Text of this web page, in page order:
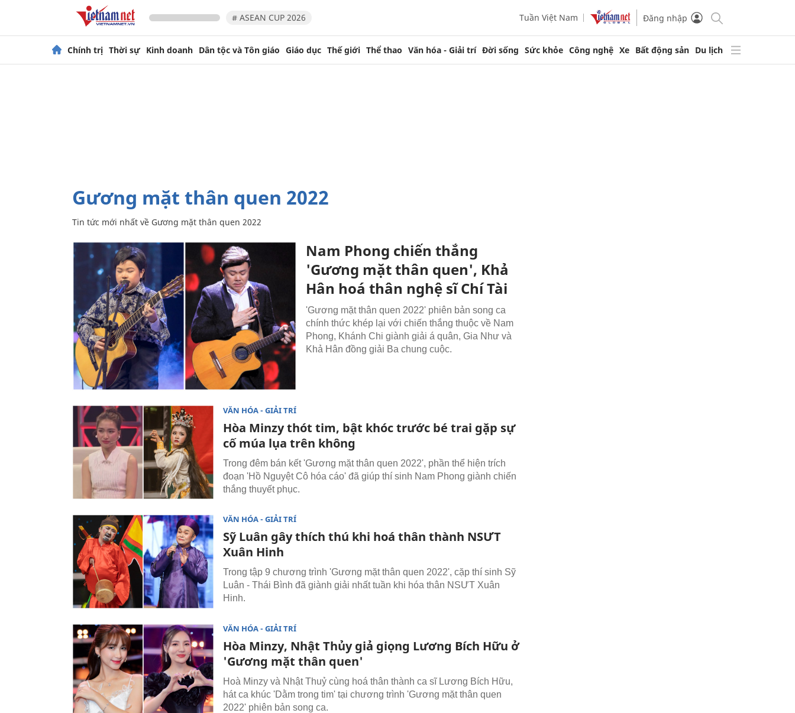
# ASEAN CUP 2026 Tuần Việt Nam Đăng nhập
Chính trị Thời sự Kinh doanh Dân tộc và Tôn giáo Giáo dục Thế giới Thể thao Văn hóa - Giải trí Đời sống Sức khỏe Công nghệ Xe Bất động sản Du lịch
Gương mặt thân quen 2022
Tin tức mới nhất về Gương mặt thân quen 2022
Nam Phong chiến thắng
'Gương mặt thân quen', Khả
Hân hoá thân nghệ sĩ Chí Tài
'Gương mặt thân quen 2022' phiên bản song ca
chính thức khép lại với chiến thắng thuộc về Nam
Phong, Khánh Chi giành giải á quân, Gia Như và
Khả Hân đồng giải Ba chung cuộc.
VĂN HÓA - GIẢI TRÍ
Hòa Minzy thót tim, bật khóc trước bé trai gặp sự
cố múa lụa trên không
Trong đêm bán kết 'Gương mặt thân quen 2022', phần thể hiện trích
đoạn 'Hồ Nguyệt Cô hóa cáo' đã giúp thí sinh Nam Phong giành chiến
thắng thuyết phục.
VĂN HÓA - GIẢI TRÍ
Sỹ Luân gây thích thú khi hoá thân thành NSƯT
Xuân Hinh
Trong tập 9 chương trình 'Gương mặt thân quen 2022', cặp thí sinh Sỹ
Luân - Thái Bình đã giành giải nhất tuần khi hóa thân NSƯT Xuân
Hinh.
VĂN HÓA - GIẢI TRÍ
Hòa Minzy, Nhật Thủy giả giọng Lương Bích Hữu ở
'Gương mặt thân quen'
Hoà Minzy và Nhật Thuỷ cùng hoá thân thành ca sĩ Lương Bích Hữu,
hát ca khúc 'Dằm trong tim' tại chương trình 'Gương mặt thân quen
2022' phiên bản song ca.